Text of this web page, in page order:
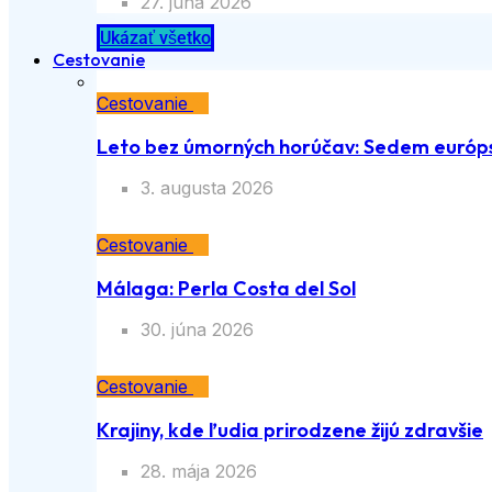
Ukázať všetko
Cestovanie
Cestovanie
Leto bez úmorných horúčav: Sedem
3. augusta 2026
Cestovanie
Málaga: Perla Costa del Sol
30. júna 2026
Cestovanie
Krajiny, kde ľudia prirodzene žijú zdravšie
28. mája 2026